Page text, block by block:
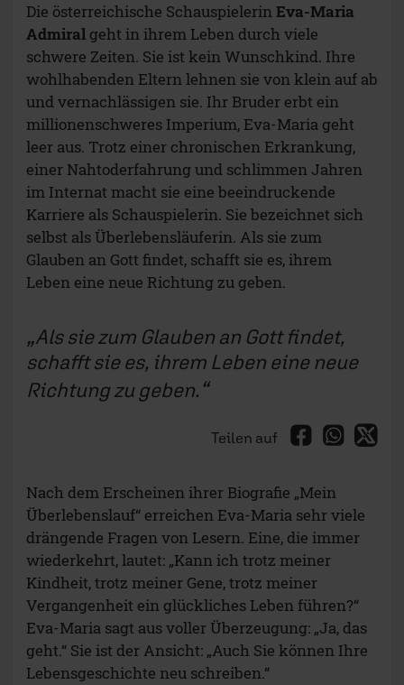
Die österreichische SchauspielerinEva-Maria
Admiral geht in ihrem Leben durch viele
schwere Zeiten. Sie ist kein Wunschkind. Ihre
wohlhabenden Eltern lehnen sie von klein auf ab
und vernachlässigen sie. Ihr Bruder erbt ein
millionenschweres Imperium, Eva-Maria geht
leer aus. Trotz einer chronischen Erkrankung,
einer Nahtoderfahrung und schlimmen Jahren
im Internat macht sie eine beeindruckende
Karriere als Schauspielerin. Sie bezeichnet sich
selbst als Überlebensläuferin. Als sie zum
Glauben an Gott findet, schafft sie es, ihrem
Leben eine neue Richtung zu geben.
Als sie zum Glauben an Gott findet,
schafft sie es, ihrem Leben eine neue
Richtung zu geben.
Teilen auf
Nach dem Erscheinen ihrer Biografie „Mein
Überlebenslauf“ erreichen Eva-Maria sehr viele
drängende Fragen von Lesern. Eine, die immer
wiederkehrt, lautet: „Kann ich trotz meiner
Kindheit, trotz meiner Gene, trotz meiner
Vergangenheit ein glückliches Leben führen?“
Eva-Maria sagt aus voller Überzeugung: „Ja, das
geht.“ Sie ist der Ansicht: „Auch Sie können Ihre
Lebensgeschichte neu schreiben.“